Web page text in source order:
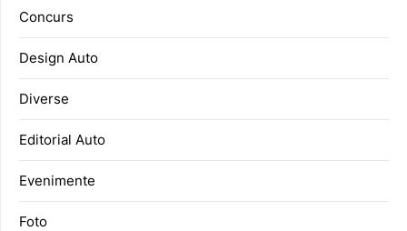
Concurs
Design Auto
Diverse
Editorial Auto
Evenimente
Foto